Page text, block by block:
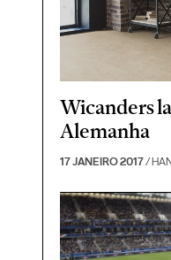
Wicanders
Alemanha
17 JANEIRO 2017/